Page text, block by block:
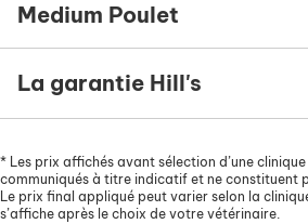
Medium Poulet
La garantie Hill's
* Les prix affichés avant sélection d’une
communiqués à titre indicatif et ne constituent
Le prix final appliqué peut varier selon la
s’affiche après le choix de votre vétérinaire.